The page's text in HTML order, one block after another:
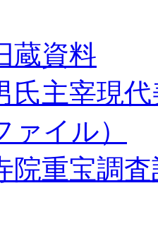
蔵資料
氏主宰現
ァイル）
院重宝調